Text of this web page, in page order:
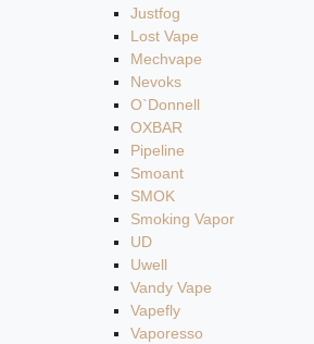
Justfog
Lost Vape
Mechvape
Nevoks
O`Donnell
OXBAR
Pipeline
Smoant
SMOK
Smoking Vapor
UD
Uwell
Vandy Vape
Vapefly
Vaporesso